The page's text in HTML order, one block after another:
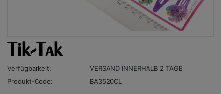
Tik-Tak
Verfügbarkeit:
VERSAND INNERHALB 2 TAGE
Produkt-Code:
BA3520CL